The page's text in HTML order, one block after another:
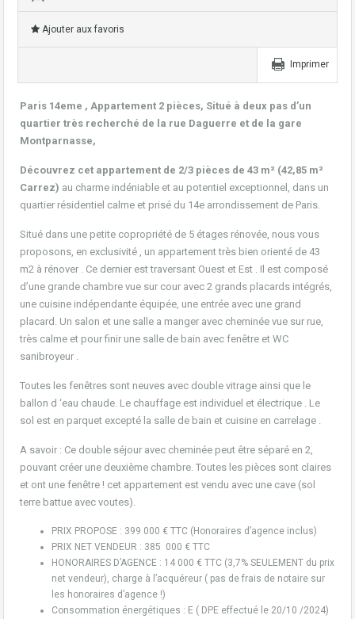
Ajouter aux favoris
Imprimer
Paris 14eme , Appartement 2 pièces, Situé à deux pas d’un
quartier très recherché de la rue Daguerre et de la gare
Montparnasse,
Découvrez cet appartement de 2/3 pièces de 43 m² (42,85 m²
Carrez) au charme indéniable et au potentiel exceptionnel, dans un
quartier résidentiel calme et prisé du 14e arrondissement de Paris.
Situé dans une petite copropriété de 5 étages rénovée, nous vous
proposons, en exclusivité , un appartement très bien orienté de 43
m2 à rénover . Ce dernier est traversant Ouest et Est . Il est composé
d’une grande chambre vue sur cour avec 2 grands placards intégrés,
une cuisine indépendante équipée, une entrée avec une grand
placard. Un salon et une salle a manger avec cheminée vue sur rue,
très calme et pour finir une salle de bain avec fenêtre et WC
sanibroyeur .
Toutes les fenêtres sont neuves avec double vitrage ainsi que le
ballon d ‘eau chaude. Le chauffage est individuel et électrique . Le
sol est en parquet excepté la salle de bain et cuisine en carrelage .
A savoir : Ce double séjour avec cheminée peut être séparé en 2,
pouvant créer une deuxième chambre. Toutes les pièces sont claires
et ont une fenêtre ! cet appartement est vendu avec une cave (sol
terre battue avec voutes).
PRIX PROPOSE : 399 000 € TTC (Honoraires d’agence inclus)
PRIX NET VENDEUR : 385 000 € TTC
HONORAIRES D’AGENCE : 14 000 € TTC (3,7% SEULEMENT du prix
net vendeur), charge à l’acquéreur ( pas de frais de notaire sur
les honoraires d’agence !)
Consommation énergétiques : E ( DPE effectué le 20/10 /2024)